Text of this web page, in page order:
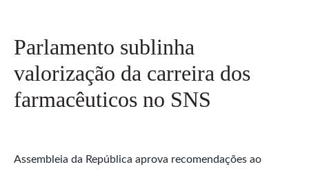
Parlamento sublinha
valorização da carreira dos
farmacêuticos no SNS
Assembleia da República aprova recomendações ao